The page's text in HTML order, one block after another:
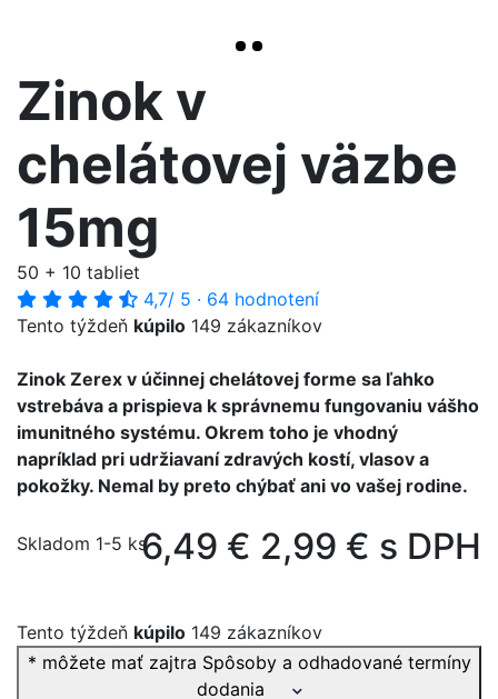
Zinok v
chelátovej väzbe
15mg
50 + 10 tabliet
4,7/ 5 · 64 hodnotení
Tento týždeň kúpilo 149 zákazníkov
Zinok Zerex v účinnej chelátovej forme sa ľahko
vstrebáva a prispieva k správnemu fungovaniu vášho
imunitného systému. Okrem toho je vhodný
napríklad pri udržiavaní zdravých kostí, vlasov a
pokožky. Nemal by preto chýbať ani vo vašej rodine.
Skladom 1-5 ks6,49 € 2,99 € s DPH
Tento týždeň kúpilo 149 zákazníkov
* môžete mať zajtra Spôsoby a odhadované termíny
dodania